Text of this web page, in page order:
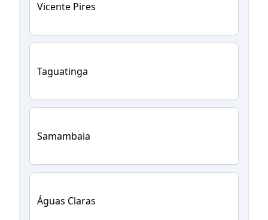
Vicente Pires
Taguatinga
Samambaia
Águas Claras